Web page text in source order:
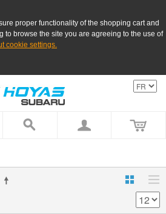
proper functionality of the shopping cart and
to browse the site you are agreeing to the use of
cookie settings.